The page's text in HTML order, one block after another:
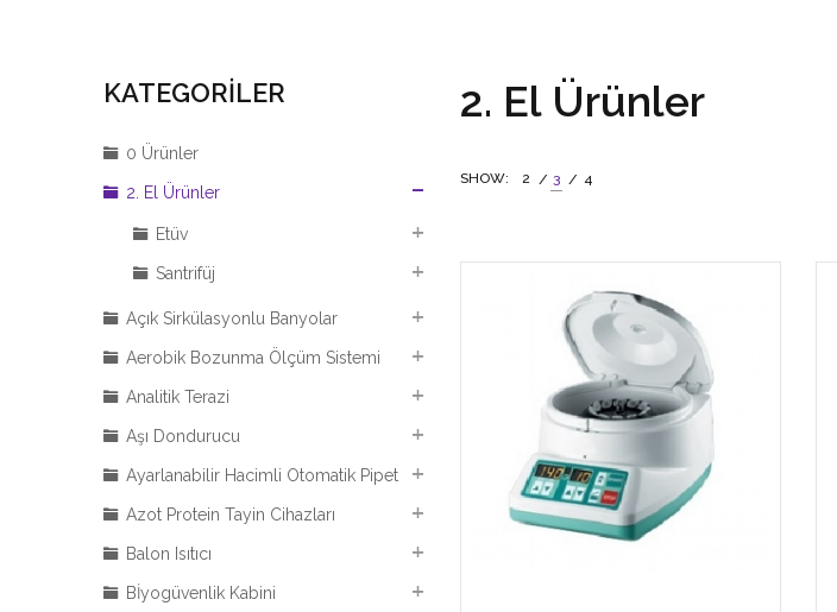
KATEGORILER
0 Ürünler
2. El Ürünler
Etüv
Santrifüj
Açık Sirkülasyonlu Banyolar
Aerobik Bozunma Ölçüm Sistemi
Analitik Terazi
Aşı Dondurucu
Ayarlanabilir Hacimli Otomatik Pipet
Azot Protein Tayin Cihazları
Balon Isıtıcı
Bİyogüvenlik Kabini
2. El Ürünler
SHOW: 2 3 4